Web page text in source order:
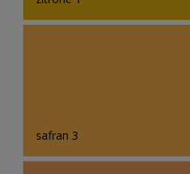
safran 3